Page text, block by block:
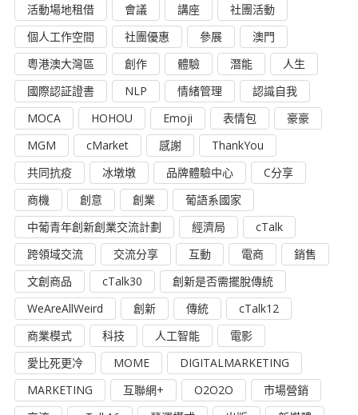
活動場地租借
會議 講座
社團活動
個人工作空間
社團優惠 參展
澳門
粵港澳大灣區
創作 體驗 潛能
人生
國際認証證書
NLP 情緒管理
認識自我
MOCA
HOHOU Emoji 表情包
豪豪
MGM
cMarket 感謝
ThankYou
共同抗疫
冰墩墩 品牌體驗中心
C分享
商機
創意 創業
葡語系國家
中葡青年創新創業交流計劃
經濟局
cTalk
跨領域交流
交流分享 互動 電商
銷售
文創商品
cTalk30
創新是否需擺脫傳統
WeAreAllWeird
創新 傳統
cTalk12
商業模式
科技 人工智能
電影
愛比死更冷
MOME
DIGITALMARKETING
MARKETING
互聯網+ O2O2O
市場營銷